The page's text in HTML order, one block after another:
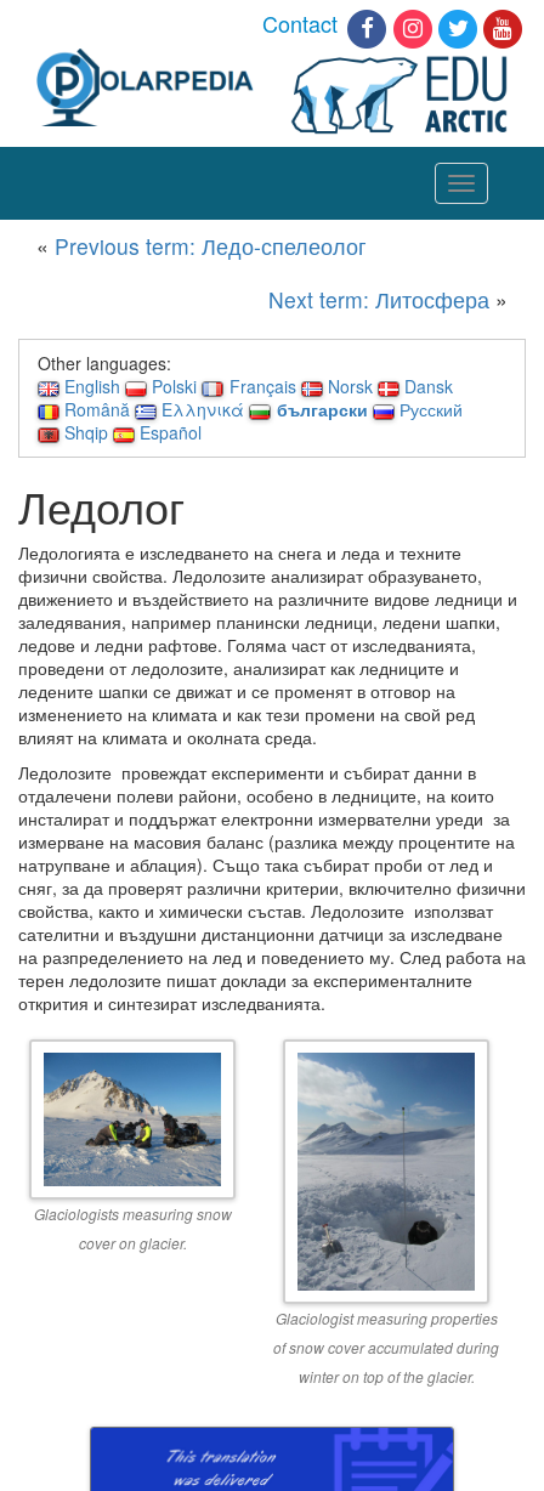
Contact
Toggle
navigation
« Previous term: Ледо-спелеолог
Next term: Литосфера »
Other languages:
English
Polski Français Norsk
Dansk
Română
Ελληνικά български
Русский
Shqip
Español
Ледолог
Ледологията е изследването на снега и леда и техните
физични свойства. Ледолозите анализират образуването,
движението и въздействието на различните видове ледници и
заледявания, например планински ледници, ледени шапки,
ледове и ледни рафтове. Голяма част от изследванията,
проведени от ледолозите, анализират как ледниците и
ледените шапки се движат и се променят в отговор на
изменението на климата и как тези промени на свой ред
влияят на климата и околната среда.
Ледолозите провеждат експерименти и събират данни в
отдалечени полеви райони, особено в ледниците, на които
инсталират и поддържат електронни измервателни уреди за
измерване на масовия баланс (разлика между процентите на
натрупване и аблация). Също така събират проби от лед и
сняг, за да проверят различни критерии, включително физични
свойства, както и химически състав. Ледолозите използват
сателитни и въздушни дистанционни датчици за изследване
на разпределението на лед и поведението му. След работа на
терен ледолозите пишат доклади за експерименталните
открития и синтезират изследванията.
Glaciologists measuring snow
cover on glacier.
Glaciologist measuring properties
of snow cover accumulated during
winter on top of the glacier.